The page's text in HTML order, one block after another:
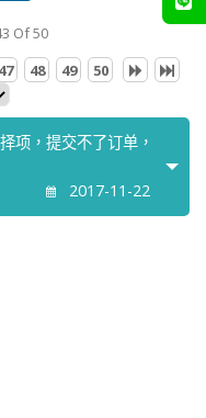
Of 50
47 48 49 50
项，提交不了订单，
2017-11-22